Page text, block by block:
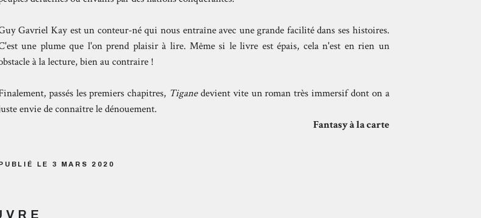
Gavriel Kay est un conteur-né qui nous entraîne avec une grande facilité dans ses histoires.
une plume que l'on prend plaisir à lire. Même si le livre est épais, cela n'est en rien un
à la lecture, bien au contraire !
passés les premiers chapitres, Tiganedevient vite un roman très immersif dont on a
envie de connaître le dénouement.
Fantasy à la carte
LE 3 MARS 2020